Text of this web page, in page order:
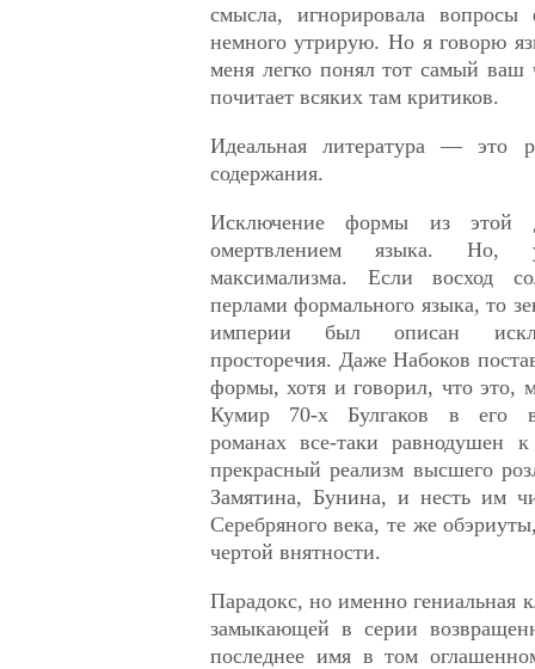
смысла, игнорировала
немного утрирую. Но я говорю
меня легко понял тот самый ваш
почитает всяких там критиков.
Идеальная литература — это
содержания.
Исключение формы из этой
омертвлением языка.
максимализма. Если восход
перлами формального языка, то
империи был описан
просторечия. Даже Набоков
формы, хотя и говорил, что это,
Кумир 70-х Булгаков в его
романах все-таки равнодушен
прекрасный реализм высшего
Замятина, Бунина, и несть им
Серебряного века, те же
чертой внятности.
Парадокс, но именно гениальная
замыкающей в серии
последнее имя в том